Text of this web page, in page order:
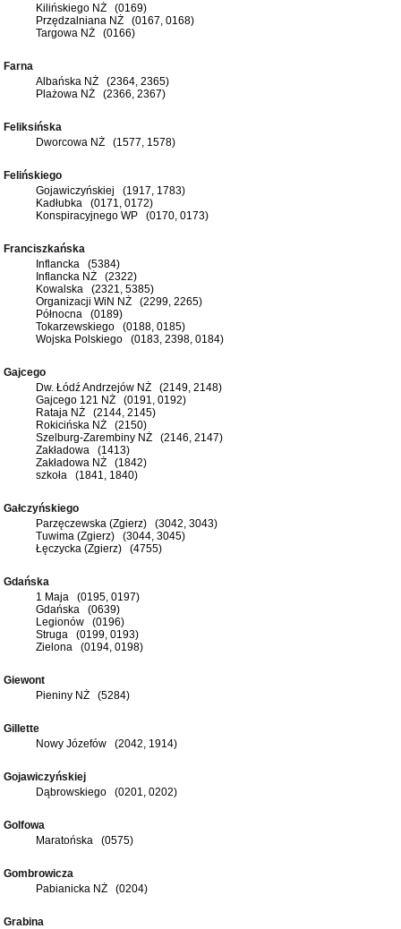
Kilińskiego NŻ (0169)
Przędzalniana NŻ (0167, 0168)
Targowa NŻ (0166)
Farna
Albańska NŻ (2364, 2365)
Plażowa NŻ (2366, 2367)
Feliksińska
Dworcowa NŻ (1577, 1578)
Felińskiego
Gojawiczyńskiej (1917, 1783)
Kadłubka (0171, 0172)
Konspiracyjnego WP (0170, 0173)
Franciszkańska
Inflancka (5384)
Inflancka NŻ (2322)
Kowalska (2321, 5385)
Organizacji WiN NŻ (2299, 2265)
Północna (0189)
Tokarzewskiego (0188, 0185)
Wojska Polskiego (0183, 2398, 0184)
Gajcego
Dw. Łódź Andrzejów NŻ (2149, 2148)
Gajcego 121 NŻ (0191, 0192)
Rataja NŻ (2144, 2145)
Rokicińska NŻ (2150)
Szelburg-Zarembiny NŻ (2146, 2147)
Zakładowa (1413)
Zakładowa NŻ (1842)
szkoła (1841, 1840)
Gałczyńskiego
Parzęczewska (Zgierz) (3042, 3043)
Tuwima (Zgierz) (3044, 3045)
Łęczycka (Zgierz) (4755)
Gdańska
1 Maja (0195, 0197)
Gdańska (0639)
Legionów (0196)
Struga (0199, 0193)
Zielona (0194, 0198)
Giewont
Pieniny NŻ (5284)
Gillette
Nowy Józefów (2042, 1914)
Gojawiczyńskiej
Dąbrowskiego (0201, 0202)
Golfowa
Maratońska (0575)
Gombrowicza
Pabianicka NŻ (0204)
Grabina